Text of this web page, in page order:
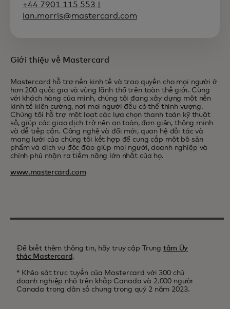
+44 7901 115 553 |
ian.morris@mastercard.com
Giới thiệu về Mastercard
Mastercard hỗ trợ nền kinh tế và trao quyền cho mọi người ở
hơn 200 quốc gia và vùng lãnh thổ trên toàn thế giới. Cùng
với khách hàng của mình, chúng tôi đang xây dựng một nền
kinh tế kiên cường, nơi mọi người đều có thể thịnh vượng.
Chúng tôi hỗ trợ một loạt các lựa chọn thanh toán kỹ thuật
số, giúp các giao dịch trở nên an toàn, đơn giản, thông minh
và dễ tiếp cận. Công nghệ và đổi mới, quan hệ đối tác và
mạng lưới của chúng tôi kết hợp để cung cấp một bộ sản
phẩm và dịch vụ độc đáo giúp mọi người, doanh nghiệp và
chính phủ nhận ra tiềm năng lớn nhất của họ.
www.mastercard.com
Để biết thêm thông tin, hãy truy cập Trung tâm Ủy
thác Mastercard .
* Khảo sát trực tuyến của Mastercard với 300 chủ
doanh nghiệp nhỏ trên khắp Canada và 2.000 người
Canada trong dân số chung trong quý 2 năm 2023.